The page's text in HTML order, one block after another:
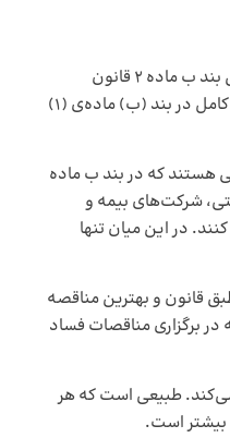
هر کدام از انواع مناقصه دو مخاطب اصلی دارد که به آن‌ها مناقصه ‌گزار و مناقصه‌ گر می‌گویند. طبق بند ب ماده 2 قانون
مناقصات عمومی، مناقصه‌ گزار دستگاهی است که مناقصه را برگزار می‌کند. این دستگاه‌ها به شکل کامل در بند (ب) ماده‌ی (1)
هستند که در بند ب ماده
شرکت‌های بیمه و
در این میان تنها
قانون و بهترین مناقصه
برگزاری مناقصات فساد
طبیعی است که هر
بیشتر است.